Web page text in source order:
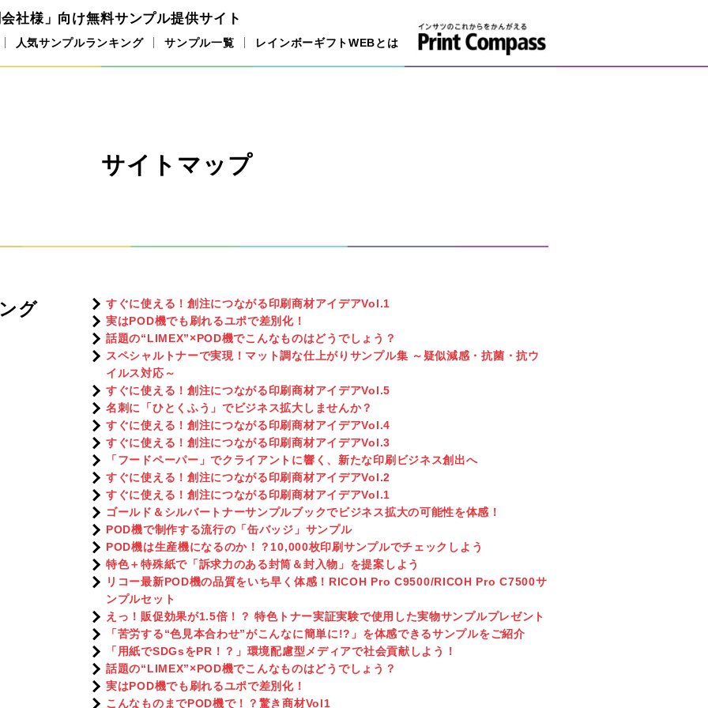
会社様」向け無料サンプル提供サイト
人気サンプルランキング サンプル一覧 レインボーギフトWEBとは
サイトマップ
グ
すぐに使える！創注につながる印刷商材アイデアVol.1
実はPOD機でも刷れるユポで差別化！
話題の“LIMEX”×POD機でこんなものはどうでしょう？
スペシャルトナーで実現！マット調な仕上がりサンプル集 ～疑似減感・抗菌・抗ウ
イルス対応～
すぐに使える！創注につながる印刷商材アイデアVol.5
名刺に「ひとくふう」でビジネス拡大しませんか？
すぐに使える！創注につながる印刷商材アイデアVol.4
すぐに使える！創注につながる印刷商材アイデアVol.3
「フードペーパー」でクライアントに響く、新たな印刷ビジネス創出へ
すぐに使える！創注につながる印刷商材アイデアVol.2
すぐに使える！創注につながる印刷商材アイデアVol.1
ゴールド＆シルバートナーサンプルブックでビジネス拡大の可能性を体感！
POD機で制作する流行の「缶バッジ」サンプル
POD機は生産機になるのか！？10,000枚印刷サンプルでチェックしよう
特色＋特殊紙で「訴求力のある封筒＆封入物」を提案しよう
リコー最新POD機の品質をいち早く体感！RICOH Pro C9500/RICOH Pro C7500サ
ンプルセット
えっ！販促効果が1.5倍！？ 特色トナー実証実験で使用した実物サンプルプレゼント
「苦労する“色見本合わせ”がこんなに簡単に!?」を体感できるサンプルをご紹介
「用紙でSDGsをPR！？」環境配慮型メディアで社会貢献しよう！
話題の“LIMEX”×POD機でこんなものはどうでしょう？
実はPOD機でも刷れるユポで差別化！
こんなものまでPOD機で！？驚き商材Vol1